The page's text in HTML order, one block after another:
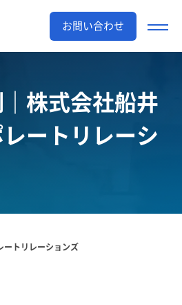
お問い合わせ
株式会社船井
ートリレーシ
ートリレーションズ